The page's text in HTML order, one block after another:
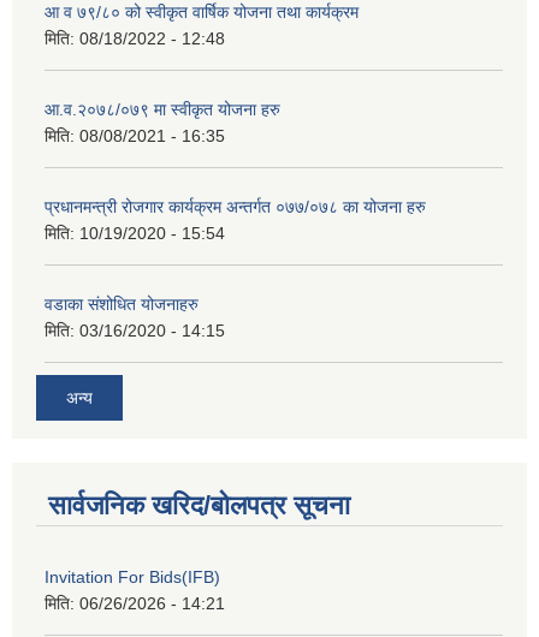
आ व ७९/८० को स्वीकृत वार्षिक योजना तथा कार्यक्रम
मिति: 08/18/2022 - 12:48
आ.व.२०७८/०७९ मा स्वीकृत योजना हरु
मिति: 08/08/2021 - 16:35
प्रधानमन्त्री रोजगार कार्यक्रम अन्तर्गत ०७७/०७८ का योजना हरु
मिति: 10/19/2020 - 15:54
वडाका संशोधित योजनाहरु
मिति: 03/16/2020 - 14:15
अन्य
सार्वजनिक खरिद/बोलपत्र सूचना
Invitation For Bids(IFB)
मिति: 06/26/2026 - 14:21